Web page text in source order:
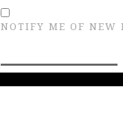
NOTIFY ME OF NEW